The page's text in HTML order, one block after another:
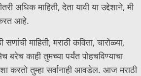
अधिक माहिती, देता यावी या उद्देशाने, मी
आहे.
सणांची माहिती, मराठी कविता, चारोळ्या,
काही तुमच्या पर्यंत पोहचविण्याचा
करतो तुम्हा सर्वानाही आवडेल. आज मराठी